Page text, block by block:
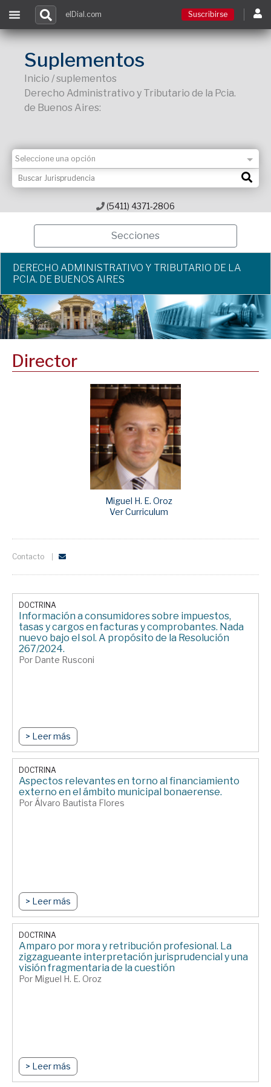
Ingresar
elDial.com Suscribirse
Suplementos
Inicio / suplementos
Derecho Administrativo y Tributario de la Pcia.
de Buenos Aires:
(5411) 4371-2806
Secciones
DERECHO ADMINISTRATIVO Y TRIBUTARIO DE LA
PCIA. DE BUENOS AIRES
Director
Miguel H. E. Oroz
Ver Curriculum
Contacto
DOCTRINA
Información a consumidores sobre impuestos,
tasas y cargos en facturas y comprobantes. Nada
nuevo bajo el sol. A propósito de la Resolución
267/2024.
Por Dante Rusconi
> Leer más
DOCTRINA
Aspectos relevantes en torno al financiamiento
externo en el ámbito municipal bonaerense.
Por Álvaro Bautista Flores
> Leer más
DOCTRINA
Amparo por mora y retribución profesional. La
zigzagueante interpretación jurisprudencial y una
visión fragmentaria de la cuestión
Por Miguel H. E. Oroz
> Leer más